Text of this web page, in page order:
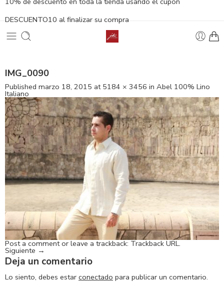
DESCUENTO10 al finalizar su compra
IMG_0090
Published marzo 18, 2015 at 5184 × 3456 in Abel 100% Lino
Italiano
Post a commentor leave a trackback:Trackback URL.
Siguiente →
Deja un comentario
Lo siento, debes estar conectado para publicar un comentario.